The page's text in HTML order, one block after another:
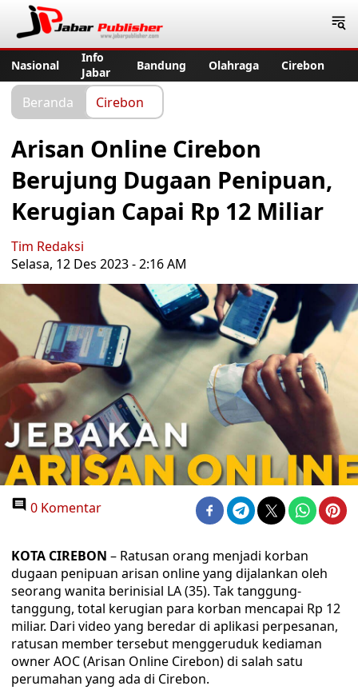
Nasional
Info
Jabar
Bandung Olahraga Cirebon
Beranda Cirebon
Arisan Online Cirebon
Berujung Dugaan Penipuan,
Kerugian Capai Rp 12 Miliar
Tim Redaksi
Selasa, 12 Des 2023 - 2:16 AM
0 Komentar
KOTA CIREBON – Ratusan orang menjadi korban
dugaan penipuan arisan online yang dijalankan oleh
seorang wanita berinisial LA (35). Tak tanggung-
tanggung, total kerugian para korban mencapai Rp 12
miliar. Dari video yang beredar di aplikasi perpesanan,
ratusan member tersebut menggeruduk kediaman
owner AOC (Arisan Online Cirebon) di salah satu
perumahan yang ada di Cirebon.